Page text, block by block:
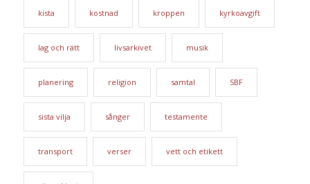
kista kostnad kroppen kyrkoavgift
lag och rätt livsarkivet musik
planering religion samtal SBF
sista vilja sånger testamente
transport verser vett och etikett